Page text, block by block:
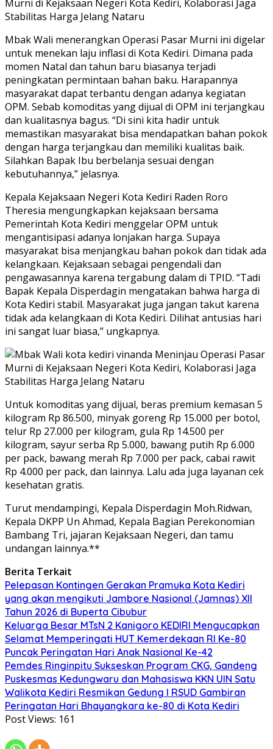
Mbak Wali menerangkan Operasi Pasar Murni ini digelar
untuk menekan laju inflasi di Kota Kediri. Dimana pada
momen Natal dan tahun baru biasanya terjadi
peningkatan permintaan bahan baku. Harapannya
masyarakat dapat terbantu dengan adanya kegiatan
OPM. Sebab komoditas yang dijual di OPM ini terjangkau
dan kualitasnya bagus. “Di sini kita hadir untuk
memastikan masyarakat bisa mendapatkan bahan pokok
dengan harga terjangkau dan memiliki kualitas baik.
Silahkan Bapak Ibu berbelanja sesuai dengan
kebutuhannya,” jelasnya.
Kepala Kejaksaan Negeri Kota Kediri Raden Roro
Theresia mengungkapkan kejaksaan bersama
Pemerintah Kota Kediri menggelar OPM untuk
mengantisipasi adanya lonjakan harga. Supaya
masyarakat bisa menjangkau bahan pokok dan tidak ada
kelangkaan. Kejaksaan sebagai pengendali dan
pengawasannya karena tergabung dalam di TPID. “Tadi
Bapak Kepala Disperdagin mengatakan bahwa harga di
Kota Kediri stabil. Masyarakat juga jangan takut karena
tidak ada kelangkaan di Kota Kediri. Dilihat antusias hari
ini sangat luar biasa,” ungkapnya.
Untuk komoditas yang dijual, beras premium kemasan 5
kilogram Rp 86.500, minyak goreng Rp 15.000 per botol,
telur Rp 27.000 per kilogram, gula Rp 14.500 per
kilogram, sayur serba Rp 5.000, bawang putih Rp 6.000
per pack, bawang merah Rp 7.000 per pack, cabai rawit
Rp 4.000 per pack, dan lainnya. Lalu ada juga layanan cek
kesehatan gratis.
Turut mendampingi, Kepala Disperdagin Moh.Ridwan,
Kepala DKPP Un Ahmad, Kepala Bagian Perekonomian
Bambang Tri, jajaran Kejaksaan Negeri, dan tamu
undangan lainnya.**
Berita Terkait
Pelepasan Kontingen Gerakan Pramuka Kota Kediri
yang akan mengikuti Jambore Nasional (Jamnas) XII
Tahun 2026 di Buperta Cibubur
Keluarga Besar MTsN 2 Kanigoro KEDIRI Mengucapkan
Selamat Memperingati HUT Kemerdekaan RI Ke-80
Puncak Peringatan Hari Anak Nasional Ke-42
Pemdes Ringinpitu Sukseskan Program CKG, Gandeng
Puskesmas Kedungwaru dan Mahasiswa KKN UIN Satu
Walikota Kediri Resmikan Gedung I RSUD Gambiran
Peringatan Hari Bhayangkara ke-80 di Kota Kediri
Post Views: 161